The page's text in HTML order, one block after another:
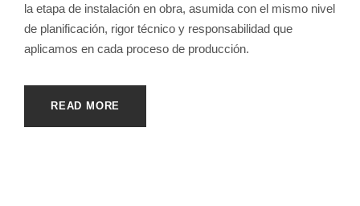
la etapa de instalación en obra, asumida con el mismo nivel
de planificación, rigor técnico y responsabilidad que
aplicamos en cada proceso de producción.
READ MORE